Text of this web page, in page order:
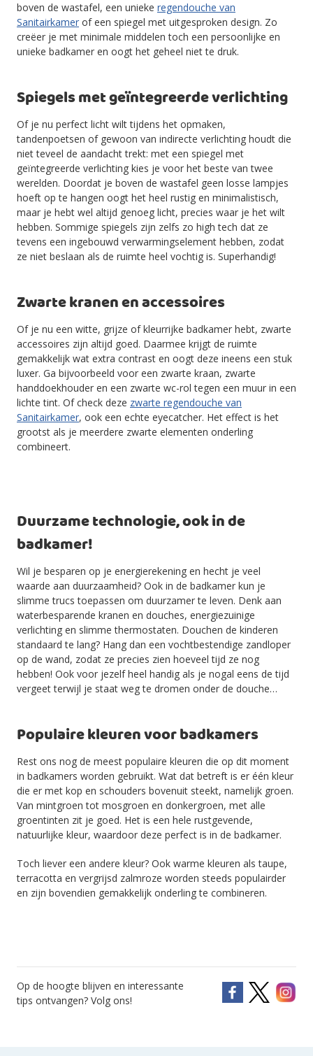
boven de wastafel, een unieke regendouche van
Sanitairkamer of een spiegel met uitgesproken design. Zo
creëer je met minimale middelen toch een persoonlijke en
unieke badkamer en oogt het geheel niet te druk.
Spiegels met geïntegreerde verlichting
Of je nu perfect licht wilt tijdens het opmaken,
tandenpoetsen of gewoon van indirecte verlichting houdt die
niet teveel de aandacht trekt: met een spiegel met
geïntegreerde verlichting kies je voor het beste van twee
werelden. Doordat je boven de wastafel geen losse lampjes
hoeft op te hangen oogt het heel rustig en minimalistisch,
maar je hebt wel altijd genoeg licht, precies waar je het wilt
hebben. Sommige spiegels zijn zelfs zo high tech dat ze
tevens een ingebouwd verwarmingselement hebben, zodat
ze niet beslaan als de ruimte heel vochtig is. Superhandig!
Zwarte kranen en accessoires
Of je nu een witte, grijze of kleurrijke badkamer hebt, zwarte
accessoires zijn altijd goed. Daarmee krijgt de ruimte
gemakkelijk wat extra contrast en oogt deze ineens een stuk
luxer. Ga bijvoorbeeld voor een zwarte kraan, zwarte
handdoekhouder en een zwarte wc-rol tegen een muur in een
lichte tint. Of check deze zwarte regendouche van
Sanitairkamer, ook een echte eyecatcher. Het effect is het
grootst als je meerdere zwarte elementen onderling
combineert.
Duurzame technologie, ook in de
badkamer!
Wil je besparen op je energierekening en hecht je veel
waarde aan duurzaamheid? Ook in de badkamer kun je
slimme trucs toepassen om duurzamer te leven. Denk aan
waterbesparende kranen en douches, energiezuinige
verlichting en slimme thermostaten. Douchen de kinderen
standaard te lang? Hang dan een vochtbestendige zandloper
op de wand, zodat ze precies zien hoeveel tijd ze nog
hebben! Ook voor jezelf heel handig als je nogal eens de tijd
vergeet terwijl je staat weg te dromen onder de douche…
Populaire kleuren voor badkamers
Rest ons nog de meest populaire kleuren die op dit moment
in badkamers worden gebruikt. Wat dat betreft is er één kleur
die er met kop en schouders bovenuit steekt, namelijk groen.
Van mintgroen tot mosgroen en donkergroen, met alle
groentinten zit je goed. Het is een hele rustgevende,
natuurlijke kleur, waardoor deze perfect is in de badkamer.
Toch liever een andere kleur? Ook warme kleuren als taupe,
terracotta en vergrijsd zalmroze worden steeds populairder
en zijn bovendien gemakkelijk onderling te combineren.
Op de hoogte blijven en interessante
tips ontvangen? Volg ons!